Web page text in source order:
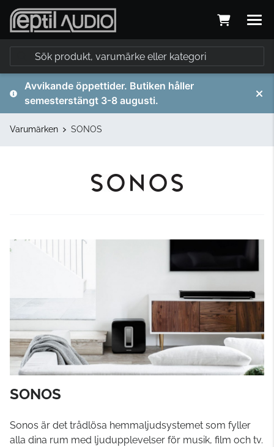
Avvikande öppettider. Butiken håller
semesterstängt 3-8 augusti.
Varumärken SONOS
SONOS
Sonos är det trådlösa hemmaljudsystemet som fyller
alla dina rum med ljudupplevelser för musik, film och tv.